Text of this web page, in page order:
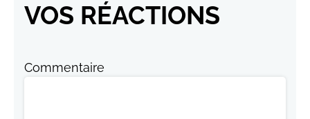
VOS RÉACTIONS
Commentaire